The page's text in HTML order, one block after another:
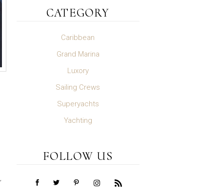
CATEGORY
Caribbean
Grand Marina
Luxory
Sailing Crews
Superyachts
Yachting
FOLLOW US